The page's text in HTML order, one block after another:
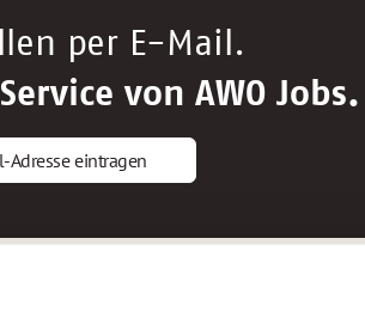
per E-Mail.
von AWO Jobs.
Adresse eintragen